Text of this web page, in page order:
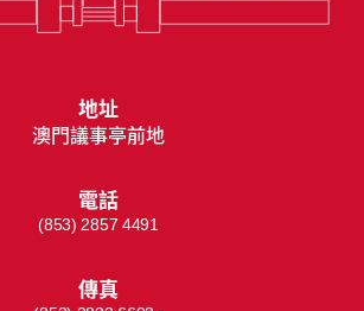
地址
澳門議事亭前地
電話
(853) 2857 4491
傳真